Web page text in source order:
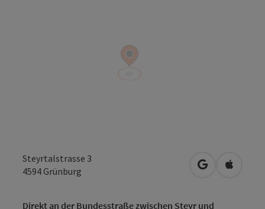
Steyrtalstrasse 3
4594 Grünburg in Google
in
Direkt an der Bundesstraße zwischen Steyr und